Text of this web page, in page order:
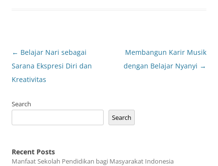
Post
navigation
← Belajar Nari sebagai
Sarana Ekspresi Diri dan
Kreativitas
Membangun Karir Musik
dengan Belajar Nyanyi →
Search
Search
Recent Posts
Manfaat Sekolah Pendidikan bagi Masyarakat Indonesia